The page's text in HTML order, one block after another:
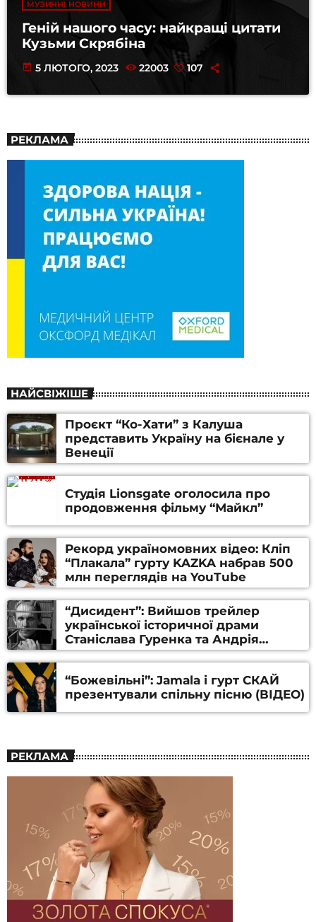
МУЗИЧНІ НОВИНИ
Геній нашого часу: найкращі цитати
Кузьми Скрябіна
today 5 ЛЮТОГО, 2023 22003 107
РЕКЛАМА
НАЙСВІЖІШЕ
Проєкт “Ко-Хати” з Калуша
представить Україну на бієнале у
Венеції
Студія Lionsgate оголосила про
продовження фільму “Майкл”
Рекорд україномовних відео: Кліп
“Плакала” гурту KAZKA набрав 500
млн переглядів на YouTube
“Дисидент”: Вийшов трейлер
української історичної драми
Станіслава Гуренка та Андрія
Алфьорова (ВІДЕО)
“Божевільні”: Jamala і гурт СКАЙ
презентували спільну пісню (ВІДЕО)
РЕКЛАМА